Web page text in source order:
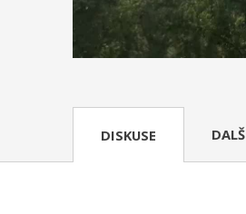
DISKUSE